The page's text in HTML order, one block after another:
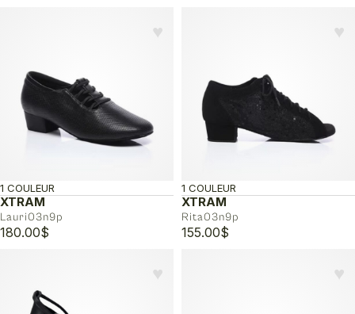
♥︎
XTRAM
Lauri03n9p
1 COULEUR
180.00$
♥︎
XTRAM
Rita03n9p
1 COULEUR
155.00$
♥︎ ♥︎